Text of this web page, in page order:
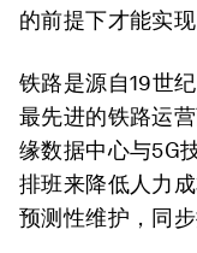
的前提下才能实现
铁路是源自19世
最先进的铁路运
缘数据中心与5G
排班来降低人力
预测性维护，同